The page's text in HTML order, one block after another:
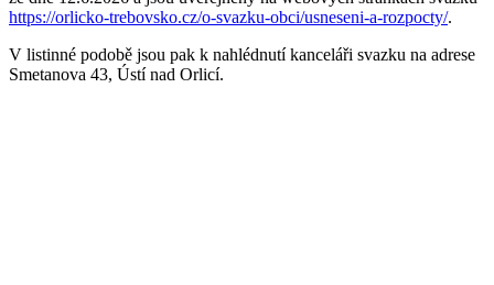
https://orlicko-trebovsko.cz/o-svazku-obci/usneseni-a-rozpocty/.
V listinné podobě jsou pak k nahlédnutí kanceláři svazku na adrese
Smetanova 43, Ústí nad Orlicí.